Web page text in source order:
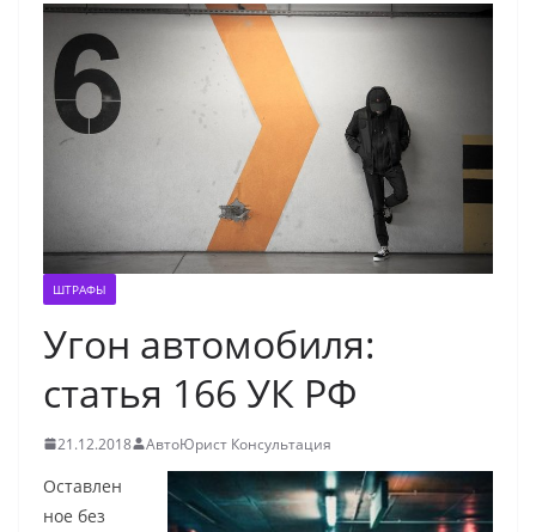
ШТРАФЫ
Угон автомобиля:
статья 166 УК РФ
21.12.2018 АвтоЮрист Консультация
Оставлен
ное без